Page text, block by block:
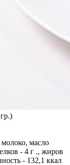
масло
- 4 г ., жиров
- 132,1 ккал